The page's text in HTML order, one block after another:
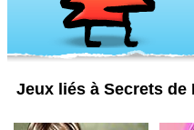
Jeux liés à Secrets de